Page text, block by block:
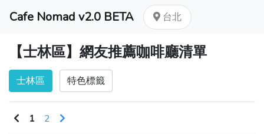
Cafe Nomad v2.0 BETA 台北
【士林區】網友推薦咖啡廳清單
士林區 特色標籤
1 2